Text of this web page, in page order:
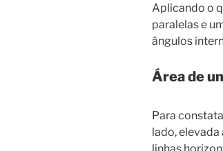
Aplicando o
paralelas e
ângulos
Área de
Para
lado,